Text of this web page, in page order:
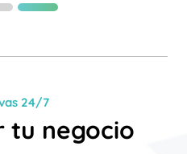
24/7
tu negocio